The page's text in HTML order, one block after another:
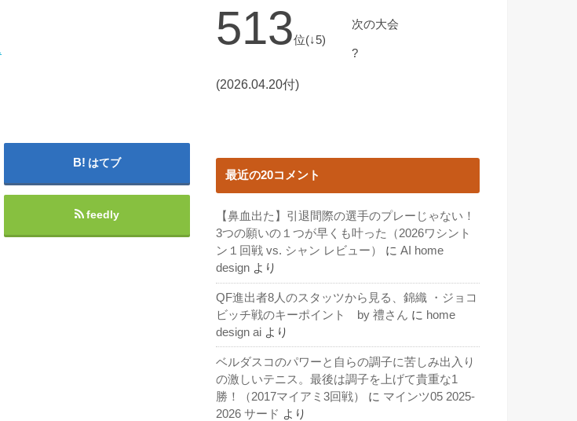
はてブ
feedly
513位(↓5)
(2026.04.20付)
次の大会
?
最近の20コメント
【鼻血出た】引退間際の選手のプレーじゃない！
3つの願いの１つが早くも叶った（2026ワシント
ン１回戦 vs. シャン レビュー）
に AI home
design より
QF進出者8人のスタッツから見る、錦織 ・ジョコ
ビッチ戦のキーポイント by 禮さん に home
design ai より
ベルダスコのパワーと自らの調子に苦しみ出入り
の激しいテニス。最後は調子を上げて貴重な1
勝！（2017マイアミ3回戦）
に マインツ05 2025-
2026 サード より